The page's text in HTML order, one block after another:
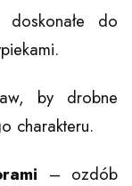
do
by drobne
charakteru.
– ozdób